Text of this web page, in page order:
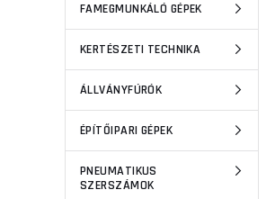
FAMEGMUNKÁLÓ GÉPEK
KERTÉSZETI TECHNIKA
ÁLLVÁNYFÚRÓK
ÉPÍTŐIPARI GÉPEK
PNEUMATIKUS
SZERSZÁMOK